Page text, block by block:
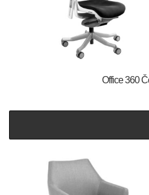
Office 360